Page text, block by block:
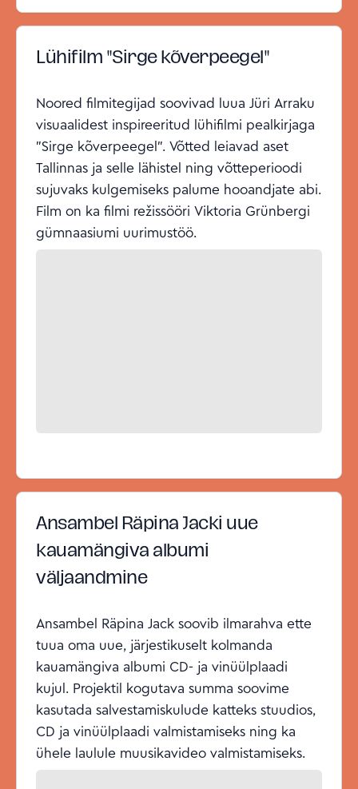
Lühifilm "Sirge kõverpeegel"
Noored filmitegijad soovivad luua Jüri Arraku
visuaalidest inspireeritud lühifilmi pealkirjaga
"Sirge kõverpeegel". Võtted leiavad aset
Tallinnas ja selle lähistel ning võtteperioodi
sujuvaks kulgemiseks palume hooandjate abi.
Film on ka filmi režissööri Viktoria Grünbergi
gümnaasiumi uurimustöö.
Ansambel Räpina Jacki uue
kauamängiva albumi
väljaandmine
Ansambel Räpina Jack soovib ilmarahva ette
tuua oma uue, järjestikuselt kolmanda
kauamängiva albumi CD- ja vinüülplaadi
kujul. Projektil kogutava summa soovime
kasutada salvestamiskulude katteks stuudios,
CD ja vinüülplaadi valmistamiseks ning ka
ühele laulule muusikavideo valmistamiseks.